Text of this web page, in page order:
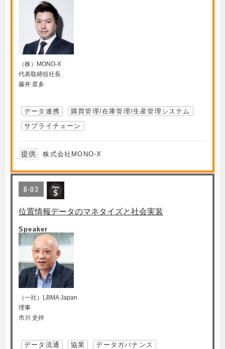
（株）MONO-X
代表取締役社長
藤井 星多
データ連携
購買管理/在庫管理/生産管理システム
サプライチェーン
提供 株式会社MONO-X
B-03
位置情報データのマネタイズと社会実装
Speaker
（一社）LBMA Japan
理事
市川 史祥
データ流通 協業 データガバナンス